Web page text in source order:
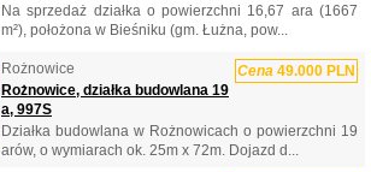
Na sprzedaż działka o powierzchni 16,67 ara (1667
m²), położona w Bieśniku (gm. Łużna, pow...
Rożnowice Cena 49.000 PLN
Rożnowice, działka budowlana 19
a, 997S
Działka budowlana w Rożnowicach o powierzchni 19
arów, o wymiarach ok. 25m x 72m. Dojazd d...